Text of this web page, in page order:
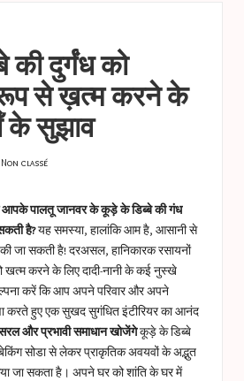
दुर्गंध को
से ख़त्म करने के
के सुझाव
Non classé
आपके पालतू जानवर के कूड़े के डिब्बे की गंध
है?यह समस्या, हालांकि आम है, आसानी से
जा सकती है! दरअसल, हानिकारक रसायनों
खत्म करने के लिए दादी-नानी के कई नुस्खे
करें कि आप अपने परिवार और अपने
करते हुए एक सुखद सुगंधित इंटीरियर का आनंद
और प्रभावी समाधान खोजेंगेकूड़े के डिब्बे
सोडा से लेकर प्राकृतिक अवयवों के अद्भुत
जा सकता है। अपने घर को शांति के घर में